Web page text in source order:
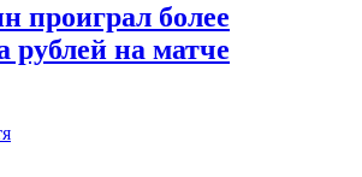
проиграл более
рублей на матче